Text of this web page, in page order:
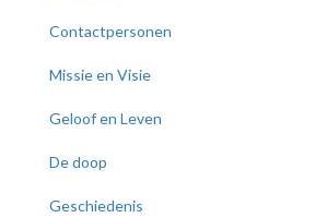
Contactpersonen
Missie en Visie
Geloof en Leven
De doop
Geschiedenis